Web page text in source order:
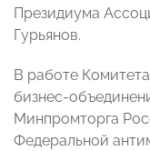
Президиума
Гурьянов.
В работе
бизнес-
Минпромторга
Федеральной